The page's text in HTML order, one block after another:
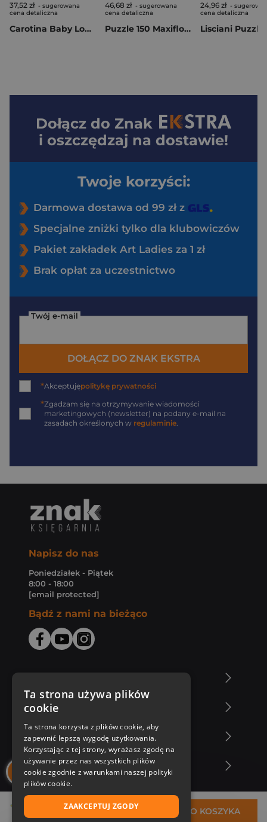
30,79 zł DO KOSZYKA
37,52 zł - sugerowana
cena detaliczna
Carotina Baby Logic Mama i ich dzieci
46,68 zł - sugerowana
cena detaliczna
Puzzle 150 Maxifloor Lilo and Stitch 304-105830
24,96 zł -
cena detaliczna
Dołącz do Znak
i oszczędzaj na dostawie!
Twoje korzyści:
Darmowa dostawa od 99 zł z
Specjalne zniżki tylko dla klubowiczów
Pakiet zakładek Art Ladies za 1 zł
Brak opłat za uczestnictwo
Twój e-mail
DOŁĄCZ DO ZNAK EKSTRA
*Akceptujępolitykę prywatności
*Zgadzam się na otrzymywanie wiadomości
marketingowych (newsletter) na podany e-mail na
zasadach określonych w regulaminie.
Napisz do nas
Poniedziałek - Piątek
8:00 - 18:00
[email protected]
Bądź z nami na bieżąco
Zakupy u nas
Nasza oferta
Nasi autorzy
Ta strona używa plików
cookie
Ta strona korzysta z plików cookie, aby
zapewnić lepszą wygodę użytkowania.
Korzystając z tej strony, wyrażasz zgodę na
używanie przez nas wszystkich plików
cookie zgodnie z warunkami naszej polityki
plików cookie.
ZAAKCEPTUJ ZGODY